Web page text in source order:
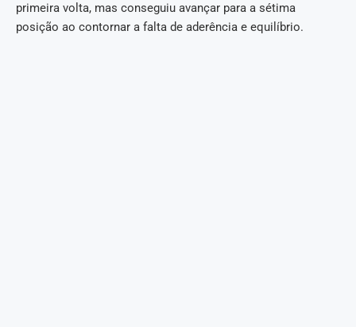
primeira volta, mas conseguiu avançar para a sétima
posição ao contornar a falta de aderência e equilíbrio.